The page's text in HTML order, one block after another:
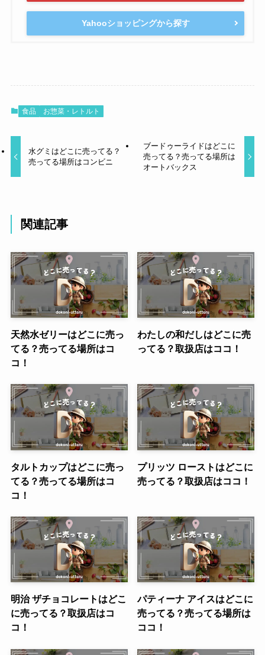
Yahooショッピングから探す
食品 お惣菜・レトルト
水グミはどこに売ってる？
売ってる場所はコンビニ
ブードゥーライドはどこに
売ってる？売ってる場所は
オートバックス
関連記事
天然水ゼリーはどこに売っ
てる？売ってる場所はコ
コ！
わたしの和だしはどこに売
ってる？取扱店はココ！
タルトカップはどこに売っ
てる？売ってる場所はコ
コ！
プリッツ ローストはどこに
売ってる？取扱店はココ！
明治 ザチョコレートはどこ
に売ってる？取扱店はコ
コ！
パティーナ アイスはどこに
売ってる？売ってる場所は
ココ！